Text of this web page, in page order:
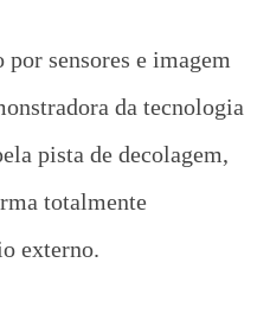
sensores e imagem
da tecnologia
pista de decolagem,
totalmente
externo.